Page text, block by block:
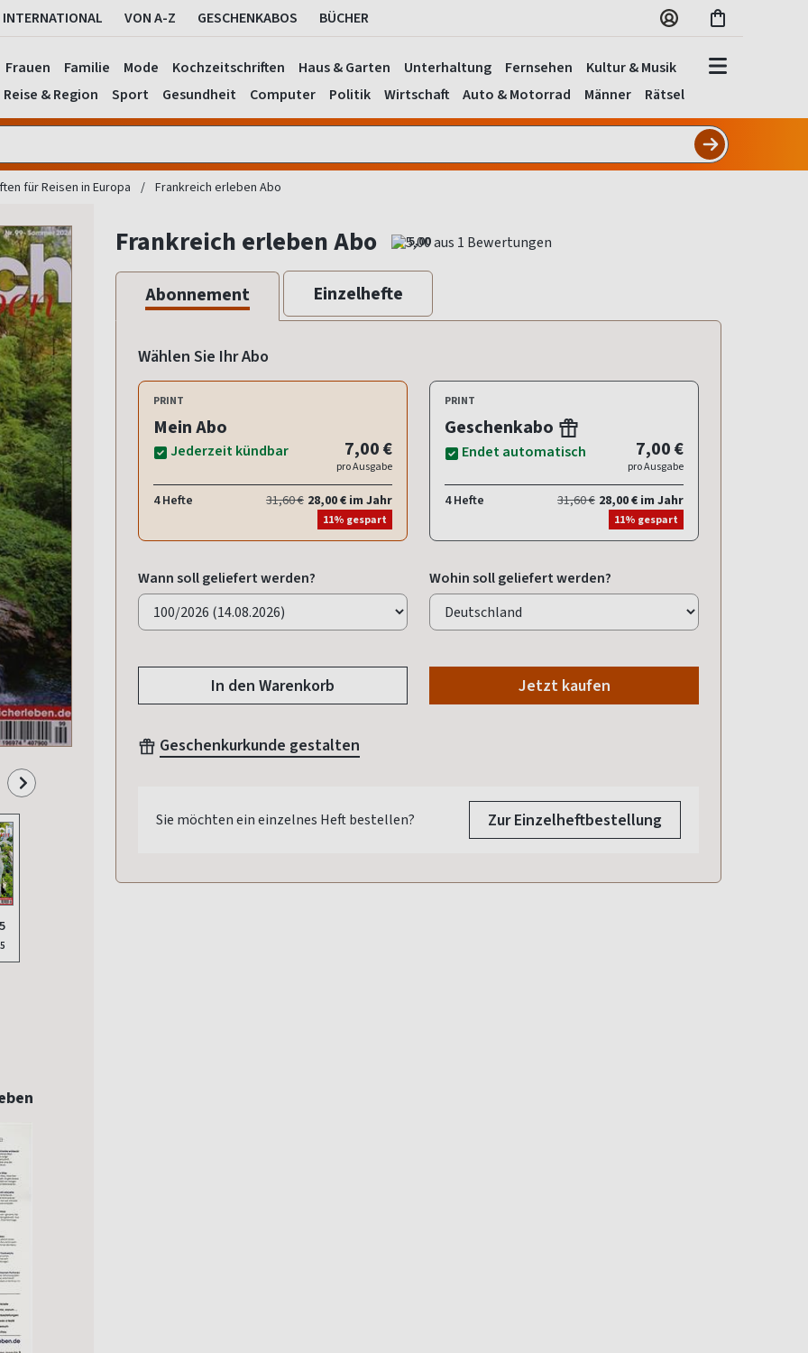
INTERNATIONAL VON A-Z GESCHENKABOS BÜCHER
Frauen Familie Mode Kochzeitschriften Haus & Garten Unterhaltung Fernsehen
Kultur & Musik
Reise & Region Sport Gesundheit Computer Politik Wirtschaft Auto & Motorrad Männer Rätsel
für Reisen in Europa Frankreich erleben Abo
Frankreich erleben Abo 5,00
Abonnement Einzelhefte
Wählen Sie Ihr Abo
PRINT
Mein Abo
Jederzeit kündbar 7,00 €
pro Ausgabe
4 Hefte 31,60 € 28,00 € im Jahr
11% gespart
PRINT
Geschenkabo
Endet automatisch 7,00 €
pro Ausgabe
4 Hefte 31,60 € 28,00 € im Jahr
11% gespart
Wann soll geliefert werden? Wohin soll geliefert werden?
In den Warenkorb Jetzt kaufen
Geschenkurkunde gestalten
Sie möchten ein einzelnes Heft bestellen? Zur Einzelheftbestellung